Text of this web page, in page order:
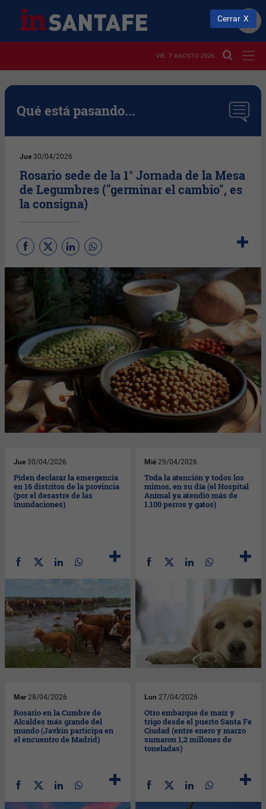
VIE. 7 AGOSTO 2026
Qué está pasando...
Jue 30/04/2026
Rosario sede de la 1° Jornada de la Mesa
de Legumbres ("germinar el cambio", es
la consigna)
Jue 30/04/2026
Piden declarar la emergencia
en 16 distritos de la provincia
(por el desastre de las
inundaciones)
Mié 29/04/2026
Toda la atención y todos los
mimos, en su día (el Hospital
Animal ya atendió más de
1.100 perros y gatos)
Mar 28/04/2026
Rosario en la Cumbre de
Alcaldes más grande del
mundo (Javkin participa en
el encuentro de Madrid)
Lun 27/04/2026
Otro embarque de maíz y
trigo desde el puerto Santa Fe
Ciudad (entre enero y marzo
sumaron 1,2 millones de
toneladas)
Cerrar